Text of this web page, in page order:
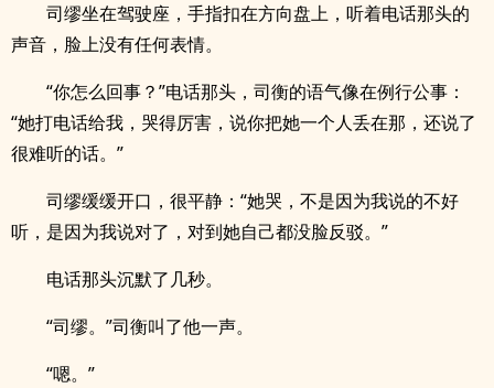
司缪坐在驾驶座，手指扣在方向盘上，听着电话那头的
声音，脸上没有任何表情。
“你怎么回事？”电话那头，司衡的语气像在例行公事：
“她打电话给我，哭得厉害，说你把她一个人丢在那，还说了
很难听的话。”
司缪缓缓开口，很平静：“她哭，不是因为我说的不好
听，是因为我说对了，对到她自己都没脸反驳。”
电话那头沉默了几秒。
“司缪。”司衡叫了他一声。
“嗯。”